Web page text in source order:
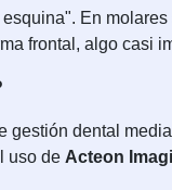
En
frontal, algo casi
dental
uso de Acteon